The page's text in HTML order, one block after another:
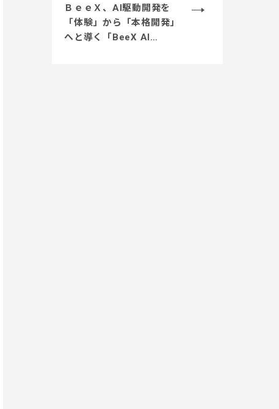
ＢｅｅＸ、AI駆動開発を
「体験」から「本格開発」
へと導く「BeeX AI